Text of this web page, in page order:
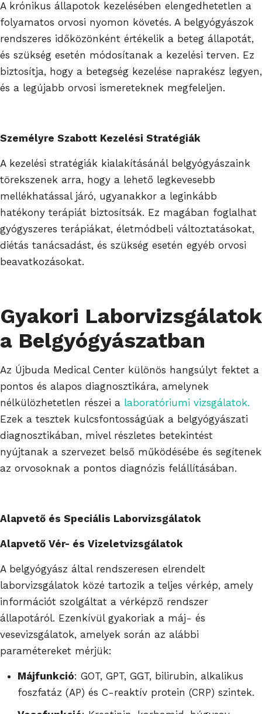
A krónikus állapotok kezelésében elengedhetetlen a
folyamatos orvosi nyomon követés. A belgyógyászok
rendszeres időközönként értékelik a beteg állapotát,
és szükség esetén módosítanak a kezelési terven. Ez
biztosítja, hogy a betegség kezelése naprakész legyen,
és a legújabb orvosi ismereteknek megfeleljen.
Személyre Szabott Kezelési Stratégiák
A kezelési stratégiák kialakításánál belgyógyászaink
törekszenek arra, hogy a lehető legkevesebb
mellékhatással járó, ugyanakkor a leginkább
hatékony terápiát biztosítsák. Ez magában foglalhat
gyógyszeres terápiákat, életmódbeli változtatásokat,
diétás tanácsadást, és szükség esetén egyéb orvosi
beavatkozásokat.
Gyakori Laborvizsgálatok
a Belgyógyászatban
Az Újbuda Medical Center különös hangsúlyt fektet a
pontos és alapos diagnosztikára, amelynek
nélkülözhetetlen részei a laboratóriumi vizsgálatok.
Ezek a tesztek kulcsfontosságúak a belgyógyászati
diagnosztikában, mivel részletes betekintést
nyújtanak a szervezet belső működésébe és segítenek
az orvosoknak a pontos diagnózis felállításában.
Alapvető és Speciális Laborvizsgálatok
Alapvető Vér- és Vizeletvizsgálatok
A belgyógyász által rendszeresen elrendelt
laborvizsgálatok közé tartozik a teljes vérkép, amely
információt szolgáltat a vérképző rendszer
állapotáról. Ezenkívül gyakoriak a máj- és
vesevizsgálatok, amelyek során az alábbi
paramétereket mérjük:
Májfunkció: GOT, GPT, GGT, bilirubin, alkalikus
foszfatáz (AP) és C-reaktív protein (CRP) szintek.